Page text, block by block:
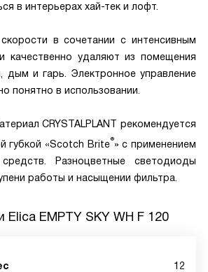
в интерьерах хай-тек и лофт.
в сочетании с интенсивным
удаляют из помещения
дым и гарь. Электронное управление
понятно в использовании.
CRYSTALPLANT рекомендуется
губкой «Scotch Brite®» с применением
Разноцветные светодиоды
работы и насыщении фильтра.
Elica EMPTY SKY WH F 120
12